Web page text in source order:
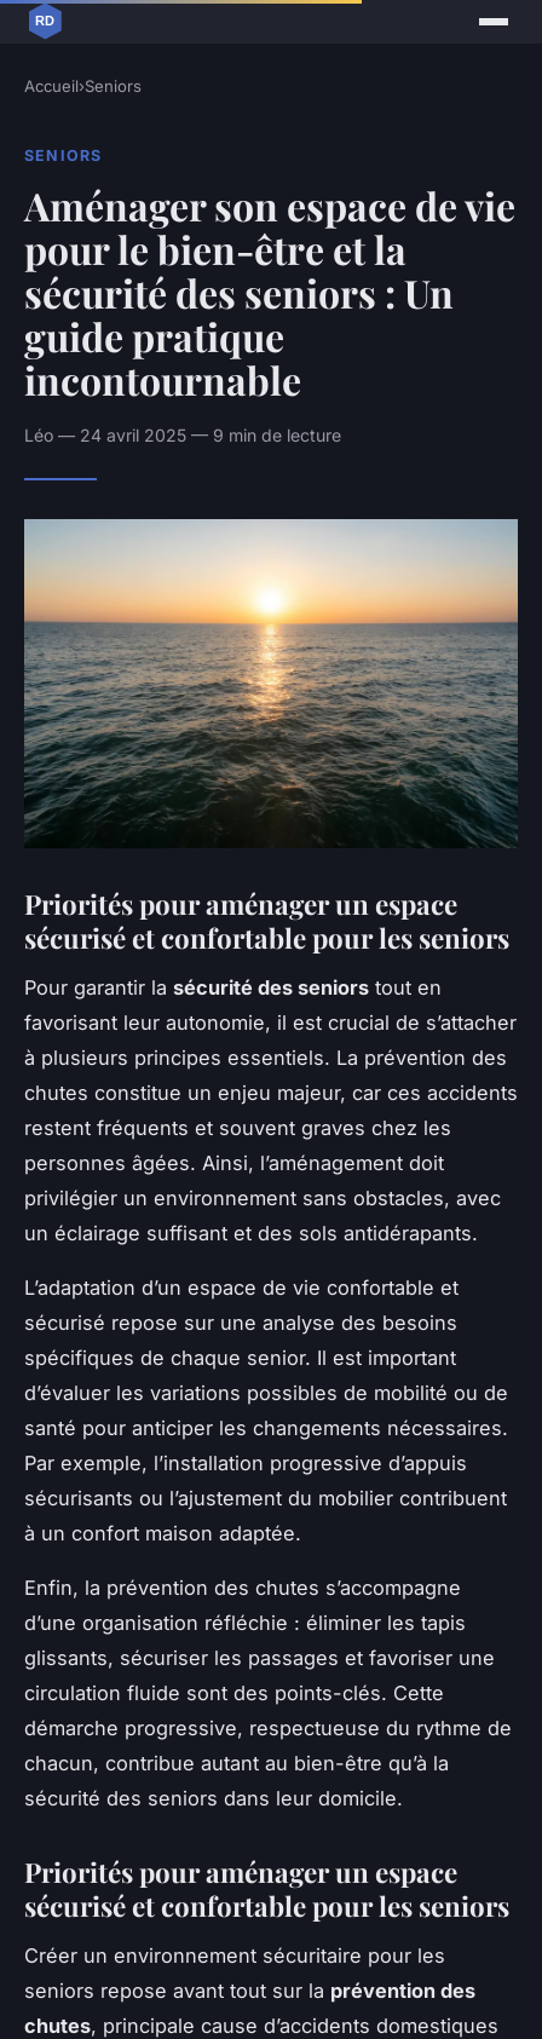
Accueil›Seniors
SENIORS
Aménager son espace de vie
pour le bien-être et la
sécurité des seniors : Un
guide pratique
incontournable
Léo — 24 avril 2025 — 9 min de lecture
Priorités pour aménager un espace
sécurisé et confortable pour les seniors
Pour garantir la sécurité des seniors tout en
favorisant leur autonomie, il est crucial de s’attacher
à plusieurs principes essentiels. La prévention des
chutes constitue un enjeu majeur, car ces accidents
restent fréquents et souvent graves chez les
personnes âgées. Ainsi, l’aménagement doit
privilégier un environnement sans obstacles, avec
un éclairage suffisant et des sols antidérapants.
L’adaptation d’un espace de vie confortable et
sécurisé repose sur une analyse des besoins
spécifiques de chaque senior. Il est important
d’évaluer les variations possibles de mobilité ou de
santé pour anticiper les changements nécessaires.
Par exemple, l’installation progressive d’appuis
sécurisants ou l’ajustement du mobilier contribuent
à un confort maison adaptée.
Enfin, la prévention des chutes s’accompagne
d’une organisation réfléchie : éliminer les tapis
glissants, sécuriser les passages et favoriser une
circulation fluide sont des points-clés. Cette
démarche progressive, respectueuse du rythme de
chacun, contribue autant au bien-être qu’à la
sécurité des seniors dans leur domicile.
Priorités pour aménager un espace
sécurisé et confortable pour les seniors
Créer un environnement sécuritaire pour les
seniors repose avant tout sur la prévention des
chutes, principale cause d’accidents domestiques